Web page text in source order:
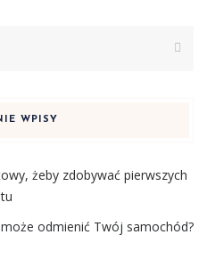
WPISY
żeby zdobywać pierwszych
odmienić Twój samochód?